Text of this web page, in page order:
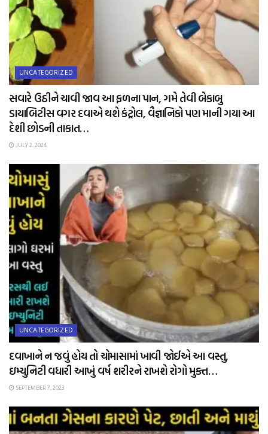
UNCATEGORIZED
સવારે ઉઠીને ચાવી જાવ આ ફળના પાન, ગમે તેવી બેકાબુ
ડાયાબિટીસ વગર દવાએ થશે કંટ્રોલ, વૈજ્ઞાનિકો પણ માની ગયા આ
દેશી છોડની તાકાત…
JULY 2, 2024
UNCATEGORIZED
દવાખાને ન જવું હોય તો ચોમાસામાં ખાવી જોઈએ આ વસ્તુ,
ઇમ્યુનિટી વધારી આખું વર્ષ શરીરને રાખશે રોગો મુક્ત…
SEPTEMBER 7, 2023